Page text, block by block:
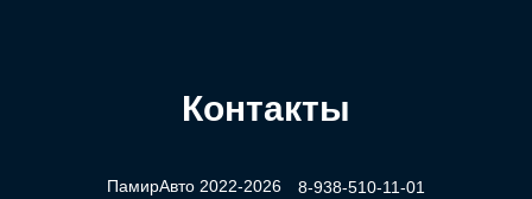
Контакты
ПамирАвто 2022-2026 8-938-510-11-01